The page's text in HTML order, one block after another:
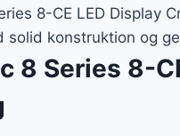
8-CE LED Display
solid konstruktion og
8 Series 8-